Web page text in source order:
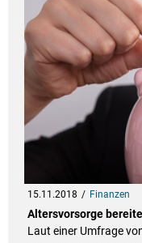
15.11.2018 Finanzen
Altersvorsorge
Laut einer Umfrage